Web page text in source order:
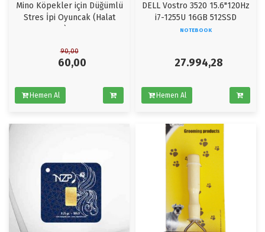
Mino Köpekler için Düğümlü
Stres İpi Oyuncak (Halat
2BM) 25 cm
90,00
60,00
Hemen Al
DELL Vostro 3520 15.6"120Hz
i7-1255U 16GB 512SSD
UBUNTU
NOTEBOOK
27.994,28
Hemen Al